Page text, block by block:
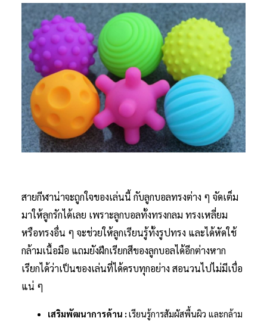
สายกีฬาน่าจะถูกใจของเล่นนี้ กับลูกบอลทรงต่าง ๆ จัดเต็ม
มาให้ลูกรักได้เลย เพราะลูกบอลทั้งทรงกลม ทรงเหลี่ยม
หรือทรงอื่น ๆ จะช่วยให้ลูกเรียนรู้ทั้งรูปทรง และได้หัดใช้
กล้ามเนื้อมือ แถมยังฝึกเรียกสีของลูกบอลได้อีกต่างหาก
เรียกได้ว่าเป็นของเล่นที่ได้ครบทุกอย่าง สอนวนไปไม่มีเบื่อ
แน่ ๆ
เสริมพัฒนาการด้าน :เรียนรู้การสัมผัสพื้นผิว และกล้าม